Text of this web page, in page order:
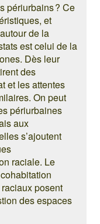
périurbains ? Ce
et
de la
est celui de la
Dès leur
des
et les attentes
On peut
périurbaines
aux
s’ajoutent
raciale. Le
posent
des espaces